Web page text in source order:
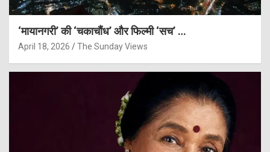
‘मायानगरी’ की ‘चकाचौंध’ और फिल्मी ‘सच’ …
April 18, 2026 The Sunday Views